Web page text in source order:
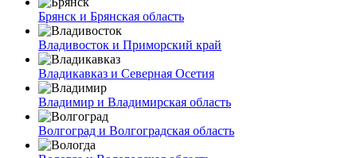
Брянск и Брянская область
Владивосток и Приморский край
Владикавказ и Северная Осетия
Владимир и Владимирская область
Волгоград и Волгоградская область